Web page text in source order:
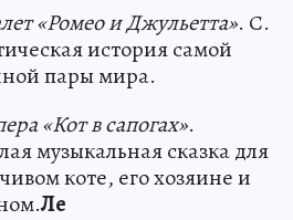
«Ромео и Джульетта». С.
история самой
пары мира.
«Кот в сапогах».
музыкальная сказка для
коте, его хозяине и
Ле